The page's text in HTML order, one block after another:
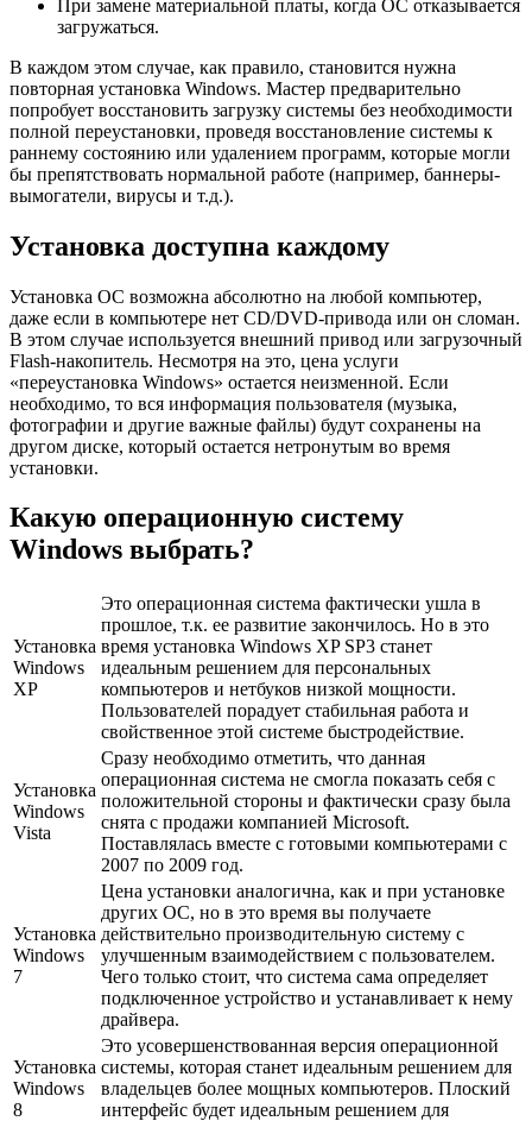
При замене материальной платы, когда ОС отказывается
загружаться.
В каждом этом случае, как правило, становится нужна
повторная установка Windows. Мастер предварительно
попробует восстановить загрузку системы без необходимости
полной переустановки, проведя восстановление системы к
раннему состоянию или удалением программ, которые могли
бы препятствовать нормальной работе (например, баннеры-
вымогатели, вирусы и т.д.).
Установка доступна каждому
Установка ОС возможна абсолютно на любой компьютер,
даже если в компьютере нет CD/DVD-привода или он сломан.
В этом случае используется внешний привод или загрузочный
Flash-накопитель. Несмотря на это, цена услуги
«переустановка Windows» остается неизменной. Если
необходимо, то вся информация пользователя (музыка,
фотографии и другие важные файлы) будут сохранены на
другом диске, который остается нетронутым во время
установки.
Какую операционную систему
Windows выбрать?
Установка
Windows
XP
Это операционная система фактически ушла в
прошлое, т.к. ее развитие закончилось. Но в это
время установка Windows XP SP3 станет
идеальным решением для персональных
компьютеров и нетбуков низкой мощности.
Пользователей порадует стабильная работа и
свойственное этой системе быстродействие.
Установка
Windows
Vista
Сразу необходимо отметить, что данная
операционная система не смогла показать себя с
положительной стороны и фактически сразу была
снята с продажи компанией Microsoft.
Поставлялась вместе с готовыми компьютерами с
2007 по 2009 год.
Установка
Windows
7
Цена установки аналогична, как и при установке
других ОС, но в это время вы получаете
действительно производительную систему с
улучшенным взаимодействием с пользователем.
Чего только стоит, что система сама определяет
подключенное устройство и устанавливает к нему
драйвера.
Установка
Windows
8
Это усовершенствованная версия операционной
системы, которая станет идеальным решением для
владельцев более мощных компьютеров. Плоский
интерфейс будет идеальным решением для